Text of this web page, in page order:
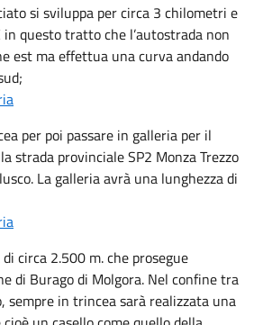
si sviluppa per circa 3 chilometri e
questo tratto che l’autostrada non
est ma effettua una curva andando
per poi passare in galleria per il
strada provinciale SP2 Monza Trezzo
La galleria avrà una lunghezza di
2.500 m. che prosegue
di Burago di Molgora. Nel confine tra
sempre in trincea sarà realizzata una